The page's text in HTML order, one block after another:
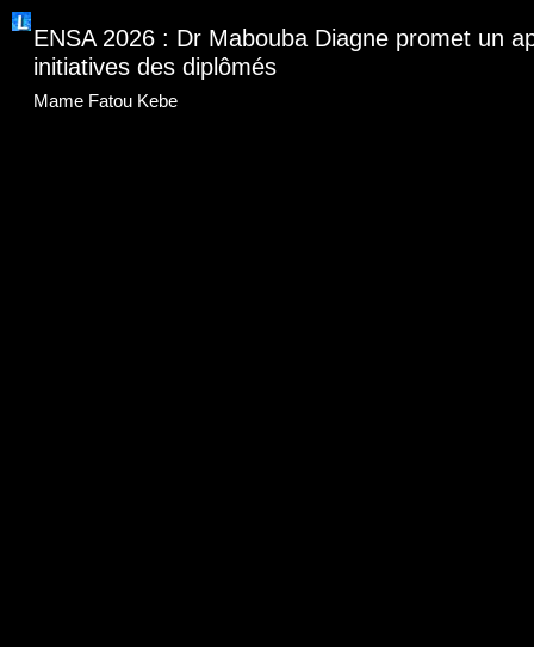
ENSA 2026 : Dr Mabouba Diagne promet un
initiatives des diplômés
Mame Fatou Kebe